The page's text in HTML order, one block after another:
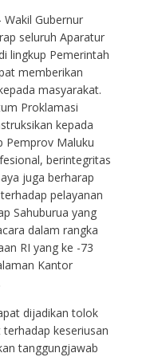
Wakil Gubernur
seluruh Aparatur
lingkup Pemerintah
memberikan
masyarakat.
Proklamasi
kepada
Pemprov Maluku
berintegritas
juga berharap
pelayanan
Sahuburua yang
dalam rangka
RI yang ke -73
Kantor
dijadikan tolok
keseriusan
tanggungjawab